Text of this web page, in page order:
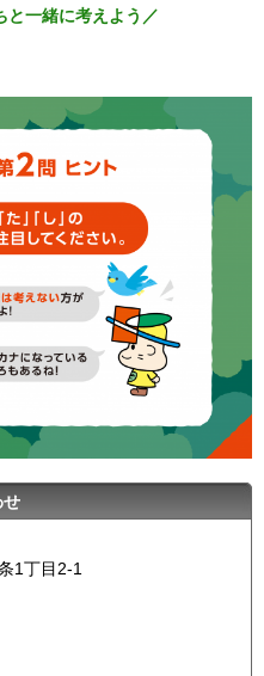
と一緒に考えよう／
せ
1丁目2-1